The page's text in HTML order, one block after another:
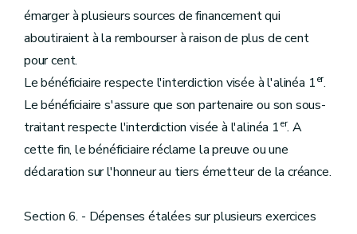
émarger à plusieurs sources de financement qui
aboutiraient à la rembourser à raison de plus de cent
pour cent.
Le bénéficiaire respecte l'interdiction visée à l'alinéa 1er.
Le bénéficiaire s'assure que son partenaire ou son sous-
traitant respecte l'interdiction visée à l'alinéa 1er. A
cette fin, le bénéficiaire réclame la preuve ou une
déclaration sur l'honneur au tiers émetteur de la créance.
Section 6. - Dépenses étalées sur plusieurs exercices